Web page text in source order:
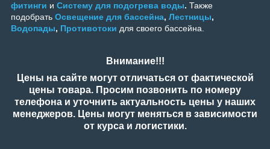
фитинги и Систему для подогрева воды. Также
подобрать Освещение для бассейна, Лестницы,
Водопады, Противотоки для своего бассейна.
Внимание!!!
Цены на сайте могут отличаться от фактической
цены товара. Просим позвонить по номеру
телефона и уточнить актуальность цены у наших
менеджеров. Цены могут меняться в зависимости
от курса и логистики.